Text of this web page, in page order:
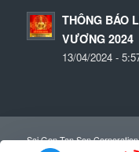
THÔNG BÁO
VƯƠNG 2024
13/04/2024 -
Sai Gon Tan Son